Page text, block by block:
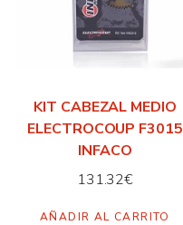
KIT CABEZAL MEDIO
ELECTROCOUP F3015
INFACO
131.32€
AÑADIR AL CARRITO